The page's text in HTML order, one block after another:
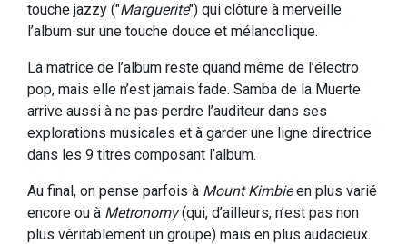
touche jazzy ("Marguerite") qui clôture à merveille
l’album sur une touche douce et mélancolique.
La matrice de l’album reste quand même de l’électro
pop, mais elle n’est jamais fade. Samba de la Muerte
arrive aussi à ne pas perdre l’auditeur dans ses
explorations musicales et à garder une ligne directrice
dans les 9 titres composant l’album.
Au final, on pense parfois à Mount Kimbieen plus varié
encore ou à Metronomy(qui, d’ailleurs, n’est pas non
plus véritablement un groupe) mais en plus audacieux.